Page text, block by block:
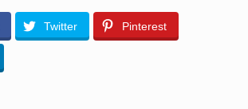
Twitter Pinterest